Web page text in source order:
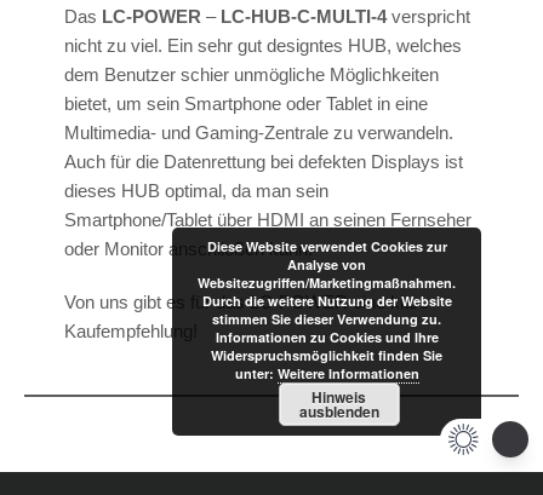
Das LC-POWER – LC-HUB-C-MULTI-4verspricht
nicht zu viel. Ein sehr gut designtes HUB, welches
dem Benutzer schier unmögliche Möglichkeiten
bietet, um sein Smartphone oder Tablet in eine
Multimedia- und Gaming-Zentrale zu verwandeln.
Auch für die Datenrettung bei defekten Displays ist
dieses HUB optimal, da man sein
Smartphone/Tablet über HDMI an seinen Fernseher
oder Monitor anschließen kann.
Von uns gibt es für das LC-POWER eine klare
Kaufempfehlung!
Diese Website verwendet Cookies zur
Analyse von
Websitezugriffen/Marketingmaßnahmen.
Durch die weitere Nutzung der Website
stimmen Sie dieser Verwendung zu.
Informationen zu Cookies und Ihre
Widerspruchsmöglichkeit finden Sie
unter: Weitere Informationen
Hinweis
ausblenden